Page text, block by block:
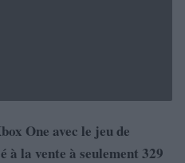
One avec le jeu de
la vente à seulement 329